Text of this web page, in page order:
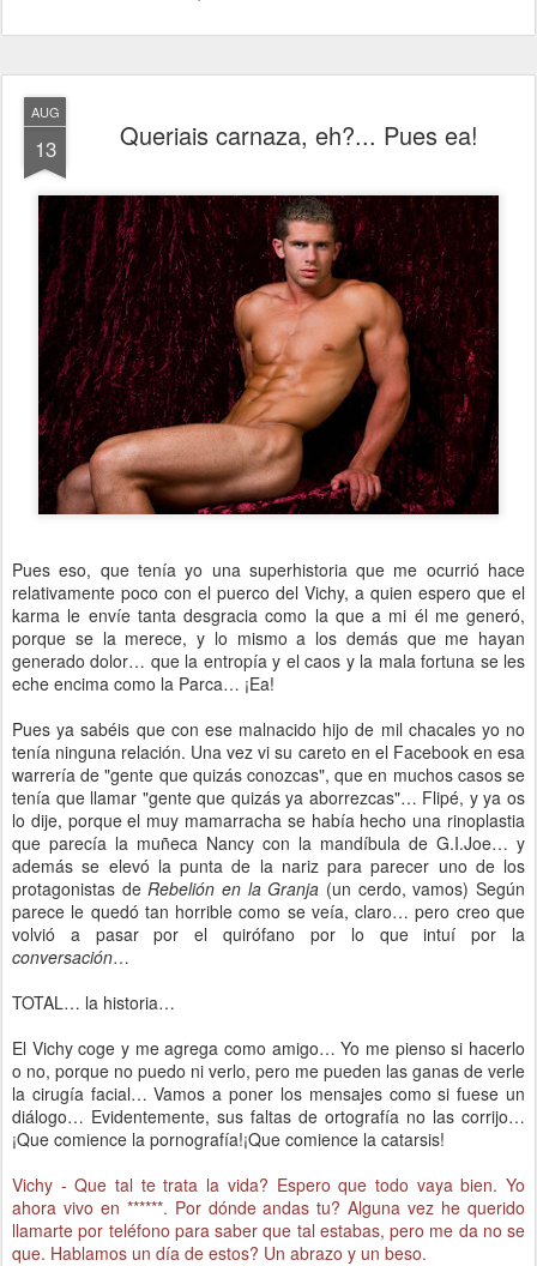
AUG
13 Queriais carnaza, eh?... Pues ea!
Pues eso, que tenía yo una superhistoria que me ocurrió hace
relativamente poco con el puerco del Vichy, a quien espero que el
karma le envíe tanta desgracia como la que a mi él me generó,
porque se la merece, y lo mismo a los demás que me hayan
generado dolor… que la entropía y el caos y la mala fortuna se les
eche encima como la Parca… ¡Ea!
Pues ya sabéis que con ese malnacido hijo de mil chacales yo no
tenía ninguna relación. Una vez vi su careto en el Facebook en esa
warrería de "gente que quizás conozcas", que en muchos casos se
tenía que llamar "gente que quizás ya aborrezcas"… Flipé, y ya os
lo dije, porque el muy mamarracha se había hecho una rinoplastia
que parecía la muñeca Nancy con la mandíbula de G.I.Joe… y
además se elevó la punta de la nariz para parecer uno de los
protagonistas deRebelión en la Granja (un cerdo, vamos) Según
parece le quedó tan horrible como se veía, claro… pero creo que
volvió a pasar por el quirófano por lo que intuí por la
conversación…
TOTAL… la historia…
El Vichy coge y me agrega como amigo… Yo me pienso si hacerlo
o no, porque no puedo ni verlo, pero me pueden las ganas de verle
la cirugía facial… Vamos a poner los mensajes como si fuese un
diálogo… Evidentemente, sus faltas de ortografía no las corrijo…
¡Que comience la pornografía!¡Que comience la catarsis!
Vichy - Que tal te trata la vida? Espero que todo vaya bien. Yo
ahora vivo en ******. Por dónde andas tu? Alguna vez he querido
llamarte por teléfono para saber que tal estabas, pero me da no se
que. Hablamos un día de estos? Un abrazo y un beso.